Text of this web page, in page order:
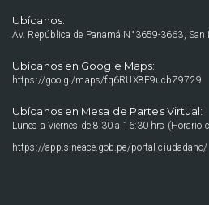
Ubícanos:
Av. República de Panamá N°3659-3663, San
Ubícanos en Google Maps:
https://goo.gl/maps/fq6RUX8E9ucbZ9729
Ubícanos en Mesa de Partes Virtual:
Lunes a Viernes de 8:30 a 16:30 hrs (Horario
https://app.sineace.gob.pe/portal-ciudadano/